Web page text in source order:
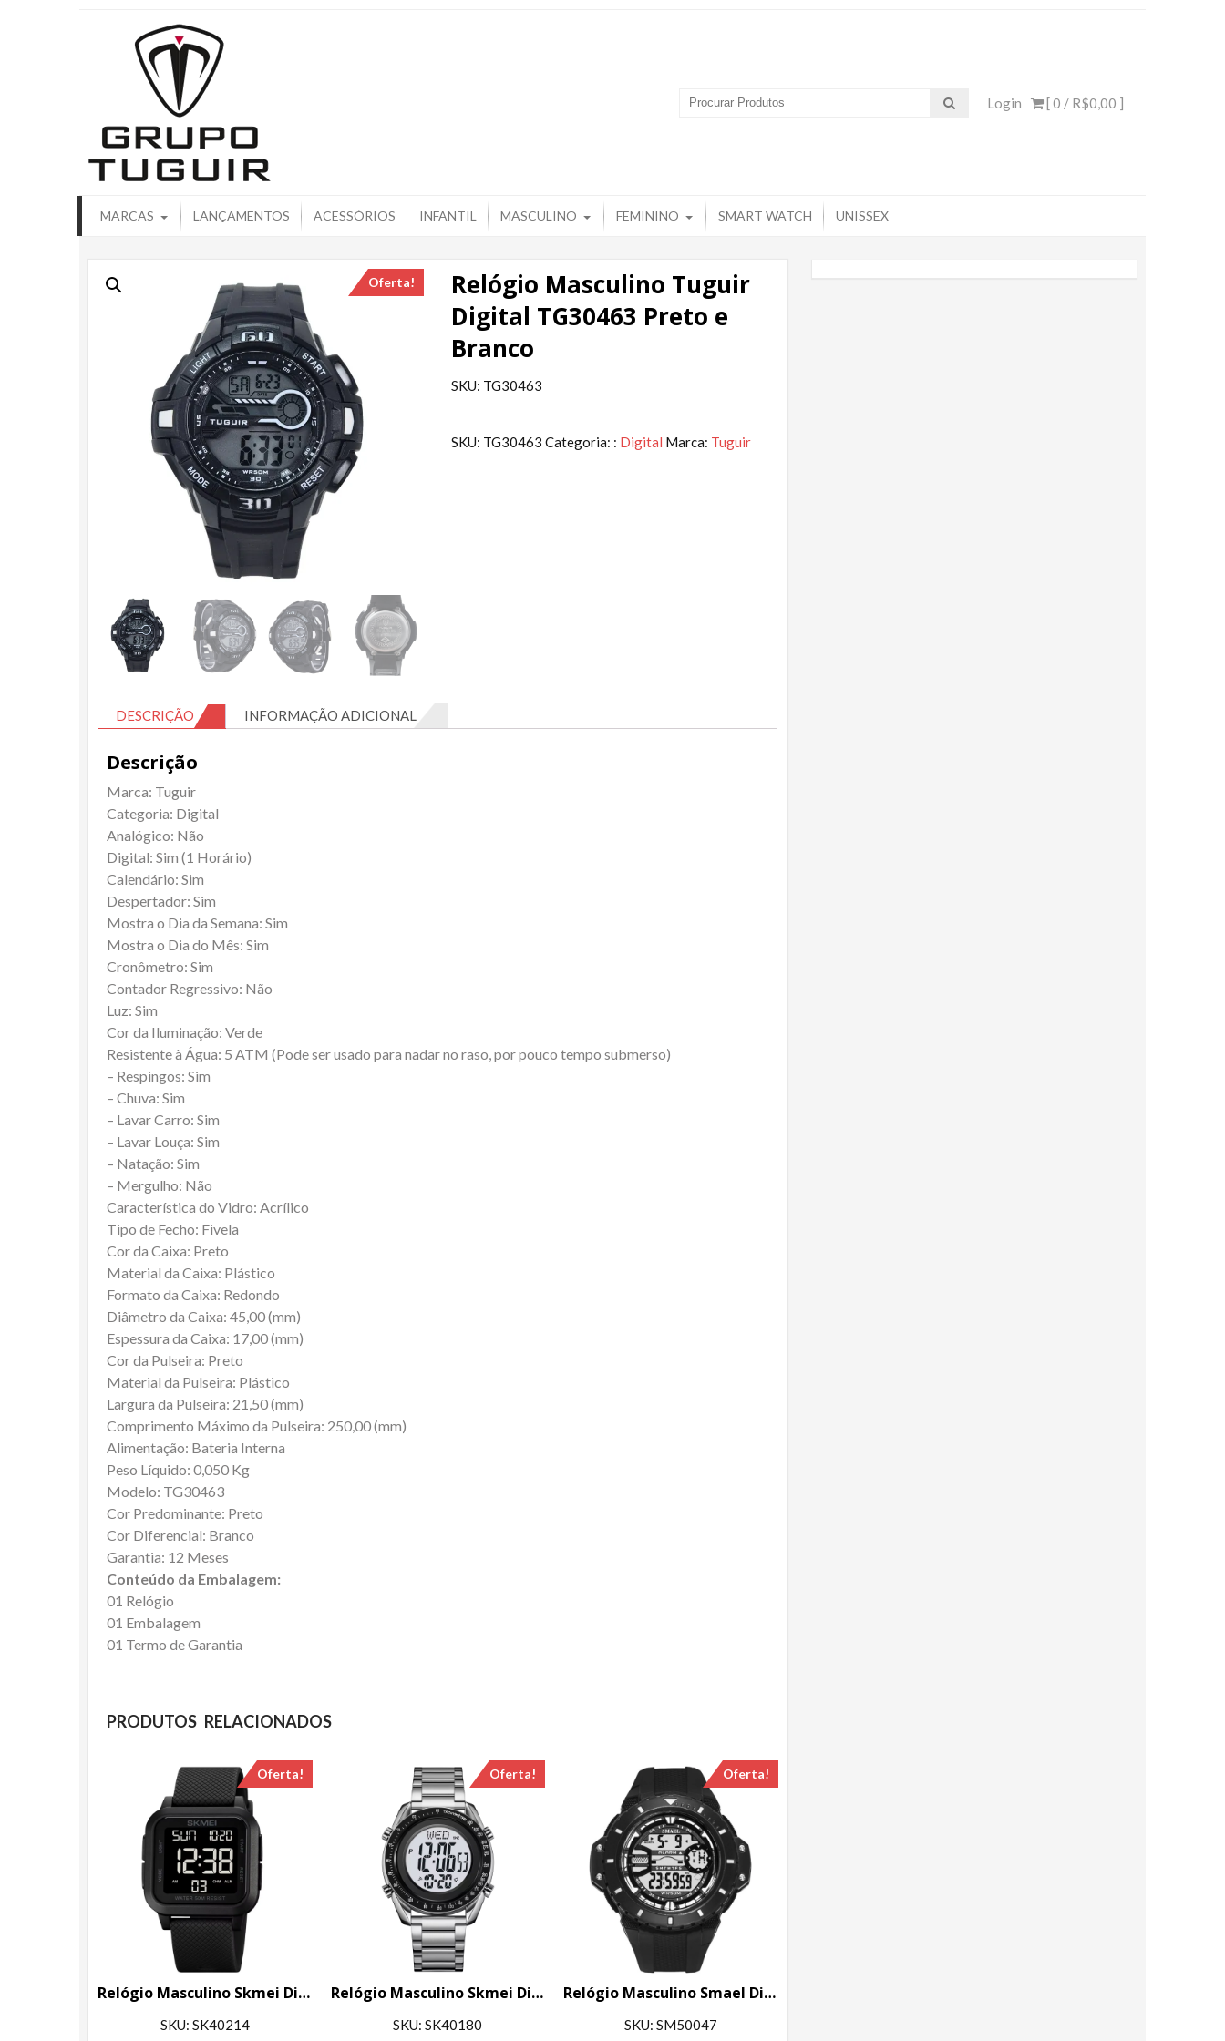
[ 0 / R$0,00 ]
Login
MARCAS LANÇAMENTOS ACESSÓRIOS INFANTIL MASCULINO FEMININO SMART WATCH UNISSEX
Oferta!
Relógio Masculino Tuguir
Digital TG30463 Preto e
Branco
SKU: TG30463
SKU: TG30463 Categoria: : Digital Marca: Tuguir
DESCRIÇÃO INFORMAÇÃO ADICIONAL
Descrição
Marca: Tuguir
Categoria: Digital
Analógico: Não
Digital: Sim (1 Horário)
Calendário: Sim
Despertador: Sim
Mostra o Dia da Semana: Sim
Mostra o Dia do Mês: Sim
Cronômetro: Sim
Contador Regressivo: Não
Luz: Sim
Cor da Iluminação: Verde
Resistente à Água: 5 ATM (Pode ser usado para nadar no raso, por pouco tempo submerso)
– Respingos: Sim
– Chuva: Sim
– Lavar Carro: Sim
– Lavar Louça: Sim
– Natação: Sim
– Mergulho: Não
Característica do Vidro: Acrílico
Tipo de Fecho: Fivela
Cor da Caixa: Preto
Material da Caixa: Plástico
Formato da Caixa: Redondo
Diâmetro da Caixa: 45,00 (mm)
Espessura da Caixa: 17,00 (mm)
Cor da Pulseira: Preto
Material da Pulseira: Plástico
Largura da Pulseira: 21,50 (mm)
Comprimento Máximo da Pulseira: 250,00 (mm)
Alimentação: Bateria Interna
Peso Líquido: 0,050 Kg
Modelo: TG30463
Cor Predominante: Preto
Cor Diferencial: Branco
Garantia: 12 Meses
Conteúdo da Embalagem:
01 Relógio
01 Embalagem
01 Termo de Garantia
PRODUTOS RELACIONADOS
Oferta!
Relógio Masculino Skmei Digital 1894 Preto
SKU: SK40214
Oferta!
Relógio Masculino Skmei Digital 2145 Prata
SKU: SK40180
Oferta!
Relógio Masculino Smael Digital 1519 Preto
SKU: SM50047